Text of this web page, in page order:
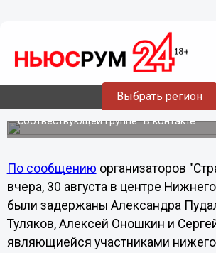
Выбрать регион
Накануне "Стратегии-31" в
Новгороде задержали 4
участников
Молодые люди были зарегистрированы
соотвествующей группе "В контакте".
По сообщению организаторов
вчера, 30 августа в центре
были задержаны Александра
Туляков, Алексей Оношкин и
являющиейся участниками